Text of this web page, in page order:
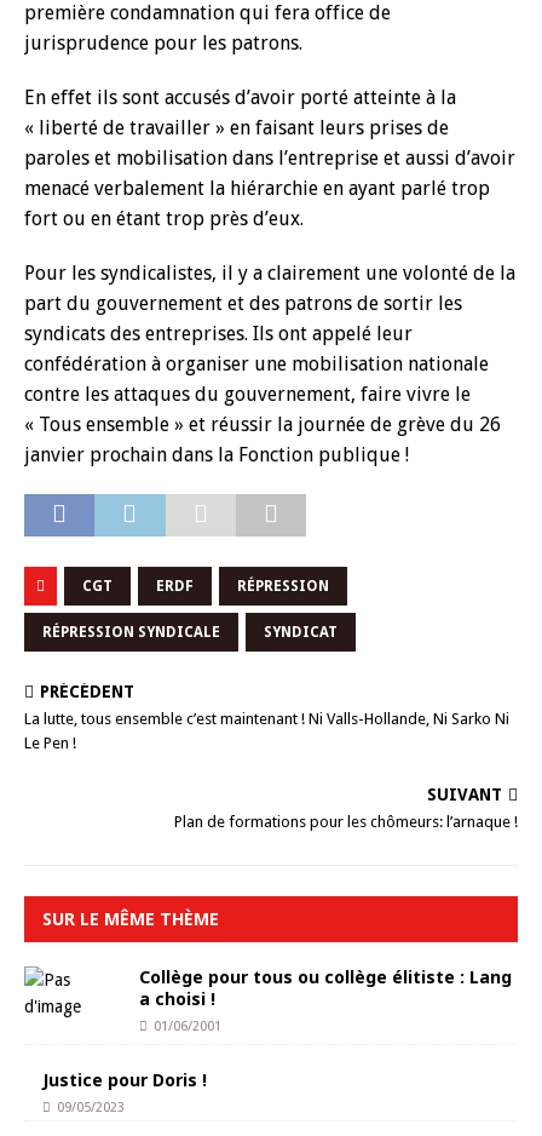
première condamnation qui fera office de
jurisprudence pour les patrons.
En effet ils sont accusés d’avoir porté atteinte à la
« liberté de travailler » en faisant leurs prises de
paroles et mobilisation dans l’entreprise et aussi d’avoir
menacé verbalement la hiérarchie en ayant parlé trop
fort ou en étant trop près d’eux.
Pour les syndicalistes, il y a clairement une volonté de la
part du gouvernement et des patrons de sortir les
syndicats des entreprises. Ils ont appelé leur
confédération à organiser une mobilisation nationale
contre les attaques du gouvernement, faire vivre le
« Tous ensemble » et réussir la journée de grève du 26
janvier prochain dans la Fonction publique !
CGT ERDF RÉPRESSION
RÉPRESSION SYNDICALE SYNDICAT
PRÉCÉDENT
La lutte, tous ensemble c’est maintenant ! Ni Valls-Hollande, Ni Sarko Ni
Le Pen !
SUIVANT
Plan de formations pour les chômeurs: l’arnaque !
SUR LE MÊME THÈME
Collège pour tous ou collège élitiste : Lang
a choisi !
01/06/2001
Justice pour Doris !
09/05/2023